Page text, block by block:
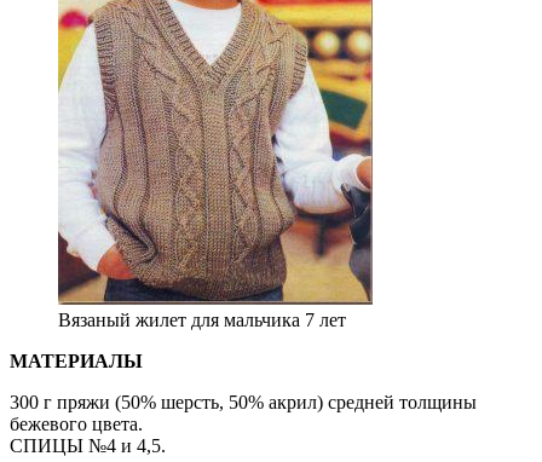
Вязаный жилет для мальчика 7 лет
МАТЕРИАЛЫ
300 г пряжи (50% шерсть, 50% акрил) средней толщины
бежевого цвета.
СПИЦЫ №4 и 4,5.